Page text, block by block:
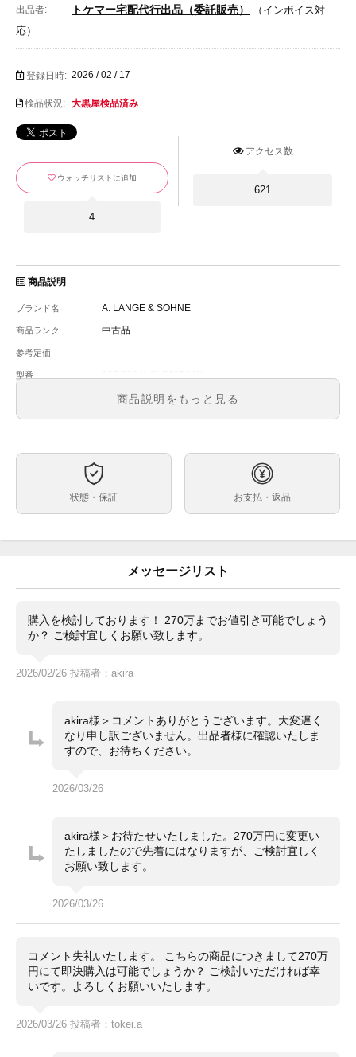
出品者: トケマー宅配代行出品（委託販売）
（インボイス対
応）
登録日時: 2026 / 02 / 17
検品状況: 大黒屋検品済み
アクセス数
621
ウォッチリストに追加
4
商品説明
ブランド名 A. LANGE & SOHNE
商品ランク 中古品
参考定価
型番
メンズ
文字盤 コッパーブルー文字盤
39mm
ケース素材 ホワイトゴールド
厚さ6.2 mmの手巻き時計サクソニア・フラッハから大
人気のダークブルー ゴールドストーン文字盤「アベン
ホワイトゴールド無垢ケースですので使用に伴う細かな
態です。アリゲーターレザーベルトは多少の使用感があ
美品ランクではなく中古ランクとしています。
外箱内箱に多少の劣化がございます。
出品者様より「オーバーホール歴・地金歴はございませ
・通信販売限定商品の為、実物確認や店舗へのお取寄せ
・価格交渉の際は必ずご希望金額をご提示ください（極
端と判断した値下げ依頼は削除致します）。
・専用出品・取置は出来かねます。先着順にてご注文を
・一般のお客様からの委託商品でございます。お問合せ
・ベルトの駒調整や交換は承っておりません。メーカー
商品説明をもっと見る
状態・保証 お支払・返品
メッセージリスト
購入を検討しております！ 270万までお値引き可能でしょう
か？ ご検討宜しくお願い致します。
2026/02/26 投稿者：akira
akira様＞コメントありがとうございます。大変遅く
なり申し訳ございません。出品者様に確認いたしま
すので、お待ちください。
2026/03/26
akira様＞お待たせいたしました。270万円に変更い
たしましたので先着にはなりますが、ご検討宜しく
お願い致します。
2026/03/26
コメント失礼いたします。 こちらの商品につきまして270万
円にて即決購入は可能でしょうか？ ご検討いただければ幸
いです。よろしくお願いいたします。
2026/03/26 投稿者：tokei.a